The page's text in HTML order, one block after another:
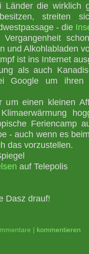
Länder die wirklich
streiten
- die
und Alkohlabladen
ist ins Internet
als auch
Google um
einen kleinen
Feriencamp
- auch wenn es
das vorzustellen.
auf Telepolis
Dasz drauf!
| kommentieren